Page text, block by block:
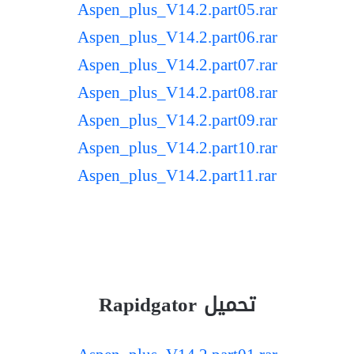
Aspen_plus_V14.2.part05.rar
Aspen_plus_V14.2.part06.rar
Aspen_plus_V14.2.part07.rar
Aspen_plus_V14.2.part08.rar
Aspen_plus_V14.2.part09.rar
Aspen_plus_V14.2.part10.rar
Aspen_plus_V14.2.part11.rar
تحميل Rapidgator